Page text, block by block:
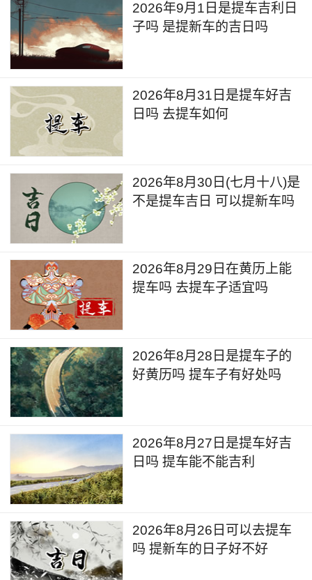
2026年9月1日是提车吉利日
子吗 是提新车的吉日吗
2026年8月31日是提车好吉
日吗 去提车如何
2026年8月30日(七月十八)是
不是提车吉日 可以提新车吗
2026年8月29日在黄历上能
提车吗 去提车子适宜吗
2026年8月28日是提车子的
好黄历吗 提车子有好处吗
2026年8月27日是提车好吉
日吗 提车能不能吉利
2026年8月26日可以去提车
吗 提新车的日子好不好